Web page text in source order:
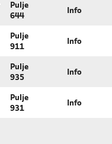
Pulje
644
Info
Pulje
911
Info
Pulje
935
Info
Pulje
931
Info